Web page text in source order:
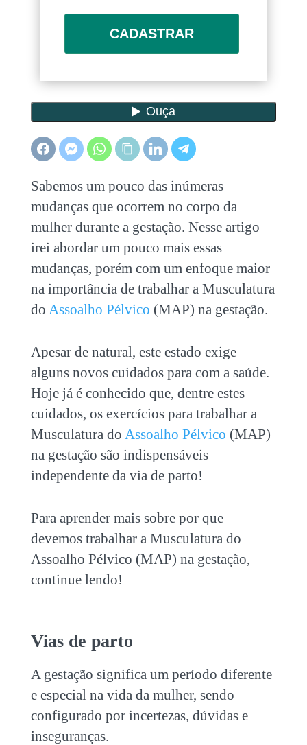
CADASTRAR
Sabemos um pouco das inúmeras
mudanças que ocorrem no corpo da
mulher durante a gestação. Nesse artigo
irei abordar um pouco mais essas
mudanças, porém com um enfoque maior
na importância de trabalhar a Musculatura
do Assoalho Pélvico (MAP) na gestação.
Apesar de natural, este estado exige
alguns novos cuidados para com a saúde.
Hoje já é conhecido que, dentre estes
cuidados, os exercícios para trabalhar a
Musculatura do Assoalho Pélvico (MAP)
na gestação são indispensáveis
independente da via de parto!
Para aprender mais sobre por que
devemos trabalhar a Musculatura do
Assoalho Pélvico (MAP) na gestação,
continue lendo!
Vias de parto
A gestação significa um período diferente
e especial na vida da mulher, sendo
configurado por incertezas, dúvidas e
inseguranças.